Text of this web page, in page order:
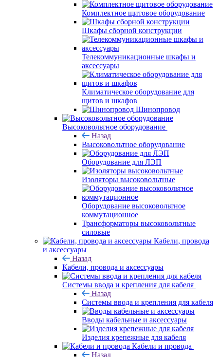
Комплектное щитовое оборудование
Шкафы сборной конструкции
Телекоммуникационные шкафы и
аксессуары
Климатическое оборудование для
щитов и шкафов
Шинопровод
Высоковольтное оборудование
Назад
Высоковольтное оборудование
Оборудование для ЛЭП
Изоляторы высоковольтные
Оборудование высоковольтное
коммутационное
Трансформаторы высоковольтные
силовые
Кабели, провода
и аксессуары
Назад
Кабели, провода и аксессуары
Системы ввода и крепления для кабеля
Назад
Системы ввода и крепления для кабеля
Вводы кабельные и аксессуары
Изделия крепежные для кабеля
Кабели и провода
Назад